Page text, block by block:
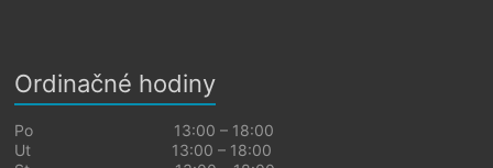
Ordinačné hodiny
Po 13:00 – 18:00
Ut 13:00 – 18:00